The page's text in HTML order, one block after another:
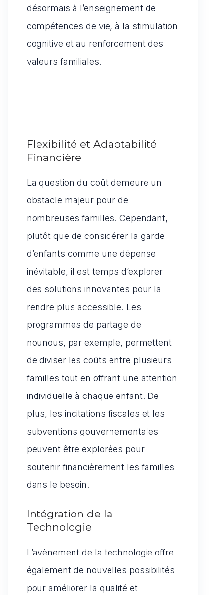
désormais à l’enseignement de
compétences de vie, à la stimulation
cognitive et au renforcement des
valeurs familiales.
Flexibilité et Adaptabilité
Financière
La question du coût demeure un
obstacle majeur pour de
nombreuses familles. Cependant,
plutôt que de considérer la garde
d’enfants comme une dépense
inévitable, il est temps d’explorer
des solutions innovantes pour la
rendre plus accessible. Les
programmes de partage de
nounous, par exemple, permettent
de diviser les coûts entre plusieurs
familles tout en offrant une attention
individuelle à chaque enfant. De
plus, les incitations fiscales et les
subventions gouvernementales
peuvent être explorées pour
soutenir financièrement les familles
dans le besoin.
Intégration de la
Technologie
L’avènement de la technologie offre
également de nouvelles possibilités
pour améliorer la qualité et